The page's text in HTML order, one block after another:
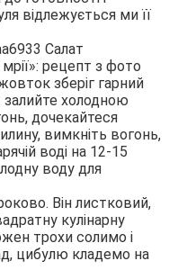
відлежується ми її
зберіг гарний
залийте холодною
дочекайтеся
вимкніть вогонь,
воді на 12-15
воду для
Він листковий,
кулінарну
трохи солимо і
цибулю кладемо на